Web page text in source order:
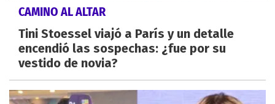
CAMINO AL ALTAR
Tini Stoessel viajó a París y un detalle
encendió las sospechas: ¿fue por su
vestido de novia?